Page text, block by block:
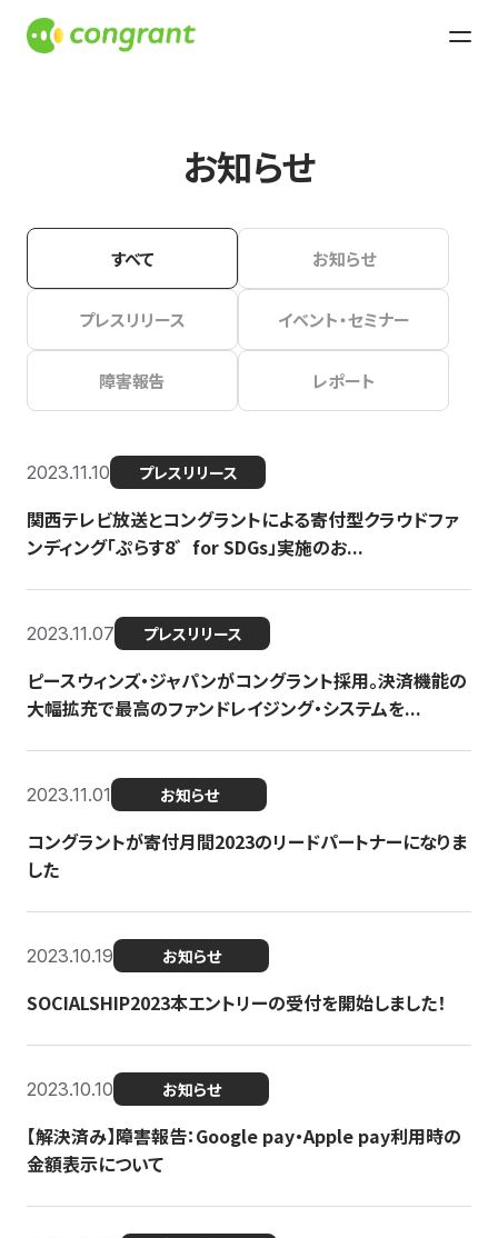
お知らせ
すべて お知らせ
プレスリリース イベント・セミナー
障害報告 レポート
2023.11.10 プレスリリース
関西テレビ放送とコングラントによる寄付型クラウドファ
ンディング「ぷらす8゛for SDGs」実施のお...
2023.11.07 プレスリリース
ピースウィンズ・ジャパンがコングラント採用。決済機能の
大幅拡充で最高のファンドレイジング・システムを...
2023.11.01 お知らせ
コングラントが寄付月間2023のリードパートナーになりま
した
2023.10.19 お知らせ
SOCIALSHIP2023本エントリーの受付を開始しました！
2023.10.10 お知らせ
【解決済み】障害報告：Google pay・Apple pay利用時の
金額表示について